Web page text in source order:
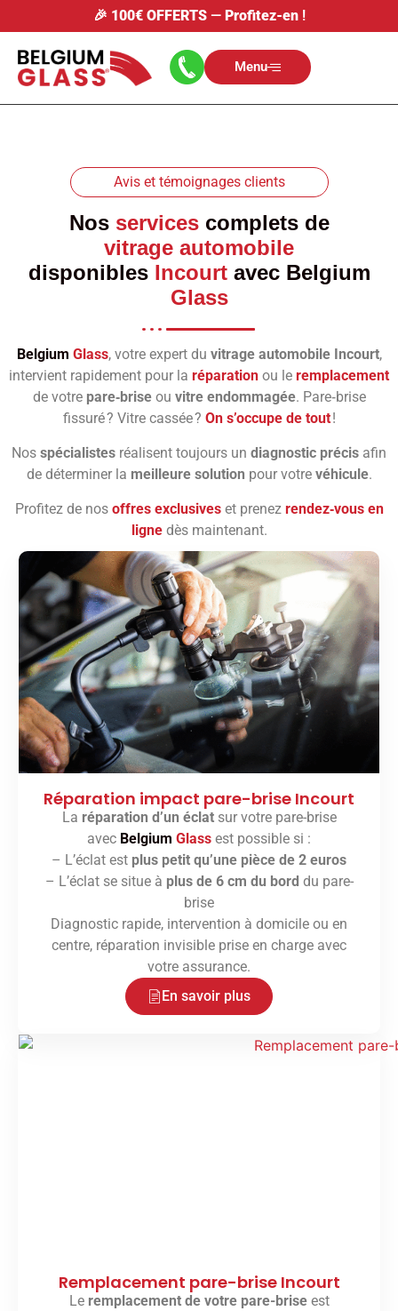
🎉 100€ OFFERTS— Profitez-en!
Menu
Avis et témoignages clients
Nos servicescomplets de
vitrage automobile
disponibles Incourtavec Belgium
Glass
Belgium Glass, votre expert du vitrage automobile Incourt,
intervient rapidement pour la réparation ou le remplacement
de votre pare‑briseou vitre endommagée. Pare‑brise
fissuré ? Vitre cassée ? On s’occupe de tout!
Nos spécialistes réalisent toujours un diagnostic précis afin
de déterminer la meilleure solution pour votre véhicule.
Profitez de nos offres exclusiveset prenez rendez‑vous en
lignedès maintenant.
Réparation impact pare-brise Incourt
La réparation d’un éclatsur votre pare-brise
avec Belgium Glass est possible si :
– L’éclat est plus petit qu’une pièce de 2 euros
– L’éclat se situe à plus de 6 cm du bord du pare-
brise
Diagnostic rapide, intervention à domicile ou en
centre, réparation invisible prise en charge avec
votre assurance.
En savoir plus
Remplacement pare-brise Incourt
Le remplacement de votre pare-briseest